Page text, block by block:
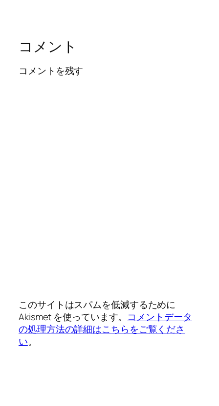
コメント
コメントを残す
このサイトはスパムを低減するために
Akismet を使っています。 コメントデータ
の処理方法の詳細はこちらをご覧くださ
い。